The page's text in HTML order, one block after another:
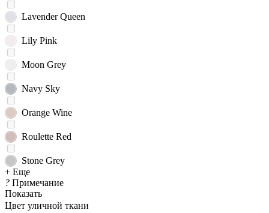
Lavender Queen
Lily Pink
Moon Grey
Navy Sky
Orange Wine
Roulette Red
Stone Grey
+ Еще
? Примечание
Показать
Цвет уличной ткани